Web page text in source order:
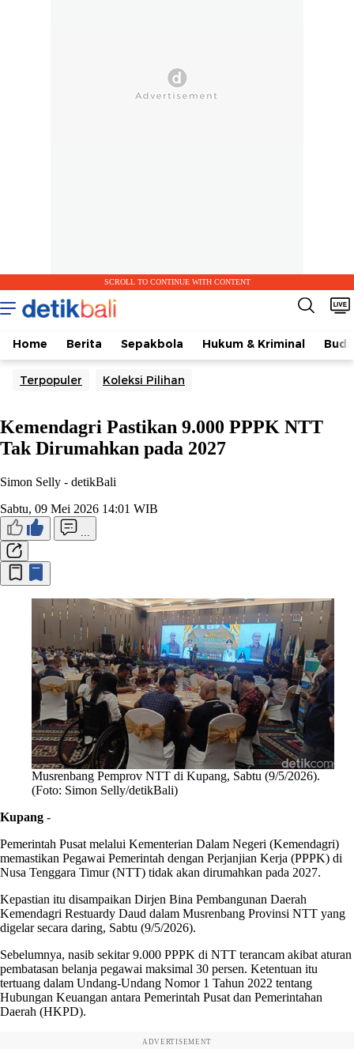
SCROLL TO CONTINUE WITH CONTENT
Home Berita Sepakbola Hukum & Kriminal
Terpopuler Koleksi Pilihan
Kemendagri Pastikan 9.000 PPPK NTT
Tak Dirumahkan pada 2027
Simon Selly - detikBali
Sabtu, 09 Mei 2026 14:01 WIB
Musrenbang Pemprov NTT di Kupang, Sabtu (9/5/2026).
(Foto: Simon Selly/detikBali)
Kupang -
Pemerintah Pusat melalui Kementerian Dalam Negeri (Kemendagri)
memastikan Pegawai Pemerintah dengan Perjanjian Kerja (PPPK) di
Nusa Tenggara Timur (NTT) tidak akan dirumahkan pada 2027.
Kepastian itu disampaikan Dirjen Bina Pembangunan Daerah
Kemendagri Restuardy Daud dalam Musrenbang Provinsi NTT yang
digelar secara daring, Sabtu (9/5/2026).
Sebelumnya, nasib sekitar 9.000 PPPK di NTT terancam akibat aturan
pembatasan belanja pegawai maksimal 30 persen. Ketentuan itu
tertuang dalam Undang-Undang Nomor 1 Tahun 2022 tentang
Hubungan Keuangan antara Pemerintah Pusat dan Pemerintahan
Daerah (HKPD).
ADVERTISEMENT